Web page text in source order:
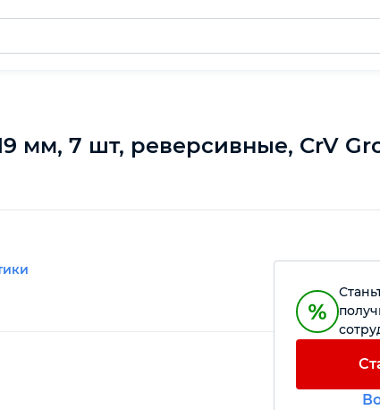
мм, 7 шт, реверсивные, CrV